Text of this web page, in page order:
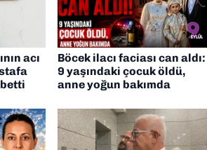
acı
Böcek ilacı faciası can aldı:
9 yaşındaki çocuk öldü,
anne yoğun bakımda